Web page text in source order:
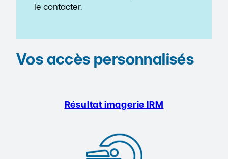
le contacter.
Vos accès personnalisés
Résultat imagerie IRM